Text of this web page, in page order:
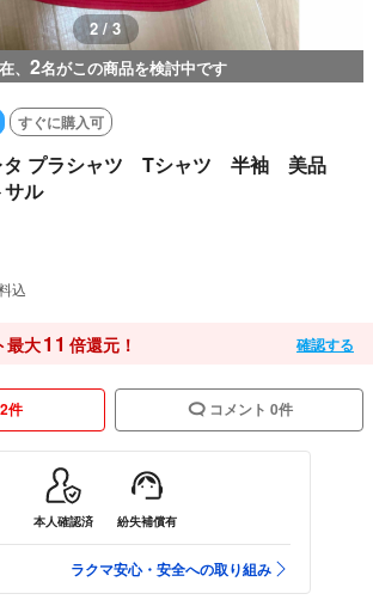
2 / 3
、 2名がこの商品を検討中です
すぐに購入可
タ プラシャツ Tシャツ 半袖 美品
ル
込
最大11 倍還元！ 確認する
件 コメント 0件
本人確認済 紛失補償有
ラクマ安心・安全への取り組み